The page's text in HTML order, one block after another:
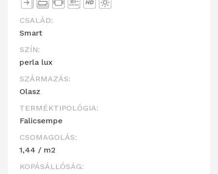
CSALÁD:
Smart
SZÍN:
perla lux
SZÁRMAZÁS:
Olasz
TERMÉKTIPOLÓGIA:
Falicsempe
CSOMAGOLÁS:
1,44 / m2
KOPÁSÁLLÓSÁG: